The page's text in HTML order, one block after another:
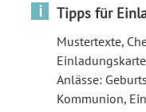
i Tipps für
Mustertexte,
Anlässe:
Kommunion,